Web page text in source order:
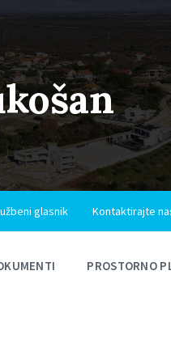
glasnik Kontaktirajte
PROSTORNO